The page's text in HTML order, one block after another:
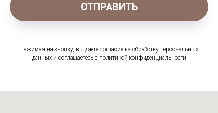
ОТПРАВИТЬ
Нажимая на кнопку, вы даете согласие на обработку персональных
данных и соглашаетесь c политикой конфиденциальности